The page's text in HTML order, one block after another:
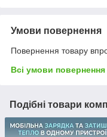
Умови повернення
Повернення товару
Всі умови повернення
Подібні товари